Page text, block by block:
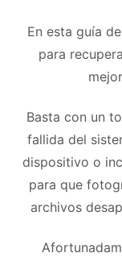
En esta guía
para
Basta con un
fallida del
dispositivo o
para que
archivos